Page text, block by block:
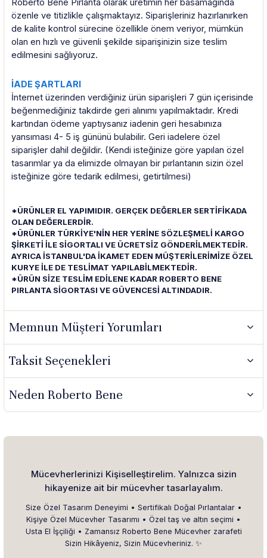
Roberto Bene Pırlanta olarak üretimin her basamağında
özenle ve titizlikle çalışmaktayız. Siparişleriniz hazırlanırken
de kalite kontrol sürecine özellikle önem veriyor, mümkün
olan en hızlı ve güvenli şekilde siparişinizin size teslim
edilmesini sağlıyoruz.
İADE ŞARTLARI
İnternet üzerinden verdiğiniz ürün siparişleri 7 gün içerisinde
beğenmediğiniz takdirde geri alınımı yapılmaktadır. Kredi
kartından ödeme yaptıysanız iadenin geri hesabınıza
yansıması 4- 5 iş gününü bulabilir. Geri iadelere özel
siparişler dahil değildir. (Kendi isteğinize göre yapılan özel
tasarımlar ya da elimizde olmayan bir pırlantanın sizin özel
isteğinize göre tedarik edilmesi, getirtilmesi)
*ÜRÜNLER EL YAPIMIDIR. GERÇEK DEĞERLER SERTİFİKADA
OLAN DEĞERLERDİR.
*ÜRÜNLER TÜRKİYE'NİN HER YERİNE SÖZLEŞMELİ KARGO
ŞİRKETİ İLE SİGORTALI VE ÜCRETSİZ GÖNDERİLMEKTEDİR.
AYRICA İSTANBUL'DA İKAMET EDEN MÜŞTERİLERİMİZE ÖZEL
KURYE İLE DE TESLİMAT YAPILABİLMEKTEDİR.
*ÜRÜN SİZE TESLİM EDİLENE KADAR ROBERTO BENE
PIRLANTA SİGORTASI VE GÜVENCESİ ALTINDADIR.
Memnun Müşteri Yorumları
Taksit Seçenekleri
Neden Roberto Bene
Mücevherlerinizi Kişiselleştirelim. Yalnızca sizin
hikayenize ait bir mücevher tasarlayalım.
Size Özel Tasarım Deneyimi • Sertifikalı Doğal Pırlantalar •
Kişiye Özel Mücevher Tasarımı • Özel taş ve altın seçimi •
Usta El İşçiliği • Zamansız Roberto Bene Mücevher zarafeti
Sizin Hikâyeniz, Sizin Mücevheriniz. ✨